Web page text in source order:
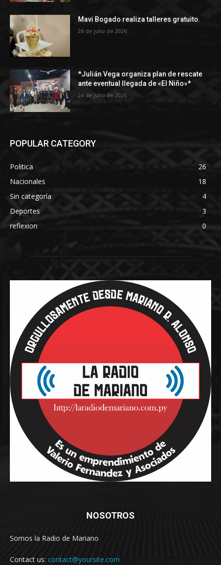
Mavi Bogado realiza talleres gratuito.
26 de julio de 2026
*Julián Vega organiza plan de rescate
ante eventual llegada de «El Niño»*
24 de julio de 2026
POPULAR CATEGORY
Politica
26
Nacionales
18
Sin categoría
4
Deportes
3
reflexion
0
NOSOTROS
Somos la Radio de Mariano
Contact us: contact@yoursite.com